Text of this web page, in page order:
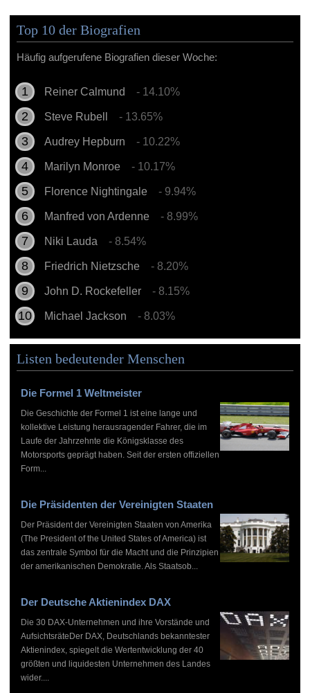
Top 10 der Biografien
Häufig aufgerufene Biografien dieser Woche:
Reiner Calmund - 14.10%
Steve Rubell - 13.65%
Audrey Hepburn - 10.22%
Marilyn Monroe - 10.17%
Florence Nightingale - 9.94%
Manfred von Ardenne - 8.99%
Niki Lauda - 8.54%
Friedrich Nietzsche - 8.20%
John D. Rockefeller - 8.15%
Michael Jackson - 8.03%
Listen bedeutender Menschen
Die Formel 1 Weltmeister
Die Geschichte der Formel 1 ist eine lange und
kollektive Leistung herausragender Fahrer, die im
Laufe der Jahrzehnte die Königsklasse des
Motorsports geprägt haben. Seit der ersten offiziellen
Form...
Die Präsidenten der Vereinigten Staaten
Der Präsident der Vereinigten Staaten von Amerika
(The President of the United States of America) ist
das zentrale Symbol für die Macht und die Prinzipien
der amerikanischen Demokratie. Als Staatsob...
Der Deutsche Aktienindex DAX
Die 30 DAX-Unternehmen und ihre Vorstände und
AufsichtsräteDer DAX, Deutschlands bekanntester
Aktienindex, spiegelt die Wertentwicklung der 40
größten und liquidesten Unternehmen des Landes
wider....